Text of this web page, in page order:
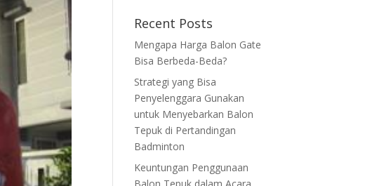
Recent Posts
Mengapa Harga Balon Gate
Bisa Berbeda-Beda?
Strategi yang Bisa
Penyelenggara Gunakan
untuk Menyebarkan Balon
Tepuk di Pertandingan
Badminton
Keuntungan Penggunaan